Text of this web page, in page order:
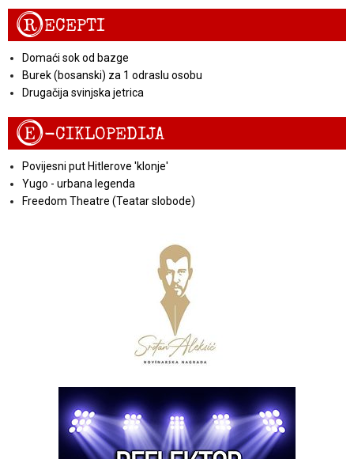
RECEPTI
Domaći sok od bazge
Burek (bosanski) za 1 odraslu osobu
Drugačija svinjska jetrica
E-CIKLOPEDIJA
Povijesni put Hitlerove 'klonje'
Yugo - urbana legenda
Freedom Theatre (Teatar slobode)